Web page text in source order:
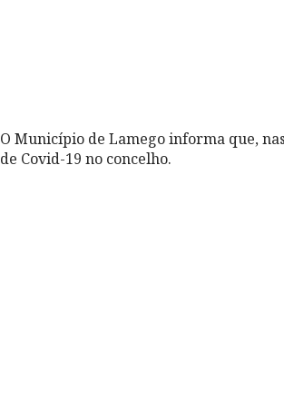
O Município de Lamego informa que,
de Covid-19 no concelho.